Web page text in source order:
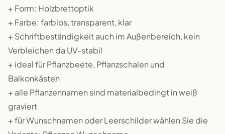
+ Form: Holzbrettoptik
+ Farbe: farblos, transparent, klar
+ Schriftbeständigkeit auch im Außenbereich, kein
Verbleichen da UV-stabil
+ ideal für Pflanzbeete, Pflanzschalen und
Balkonkästen
+ alle Pflanzennamen sind materialbedingt in weiß
graviert
+ für Wunschnamen oder Leerschilder wählen Sie die